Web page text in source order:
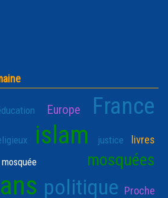
Europe France
islam justice livres
mosquée mosquées
politique Proche